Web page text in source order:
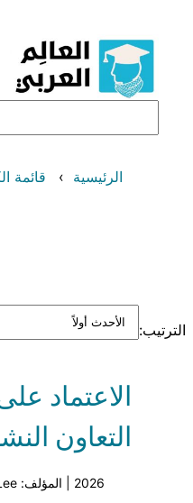
المحتوى
الرئيسية قائمة
الترتيب:
الاعتماد
التعاون
2026 | المؤلف: Elena Hayoung Lee وآخرون | المجلة: